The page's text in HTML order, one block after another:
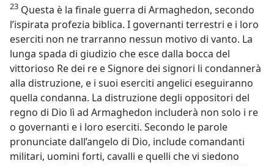
23 Questa è la finale guerra di Armaghedon, secondo
l’ispirata profezia biblica. I governanti terrestri e i loro
eserciti non ne trarranno nessun motivo di vanto. La
lunga spada di giudizio che esce dalla bocca del
vittorioso Re dei re e Signore dei signori li condannerà
alla distruzione, e i suoi eserciti angelici eseguiranno
quella condanna. La distruzione degli oppositori del
regno di Dio lì ad Armaghedon includerà non solo i re
o governanti e i loro eserciti. Secondo le parole
pronunciate dall’angelo di Dio, include comandanti
militari, uomini forti, cavalli e quelli che vi siedono